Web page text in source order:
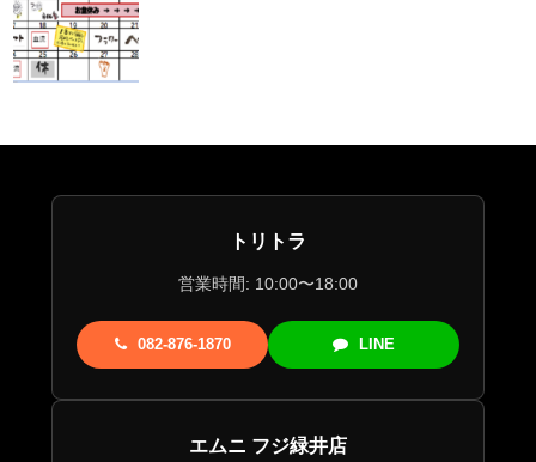
トリトラ
営業時間: 10:00〜18:00
082-876-1870 LINE
エムニ フジ緑井店